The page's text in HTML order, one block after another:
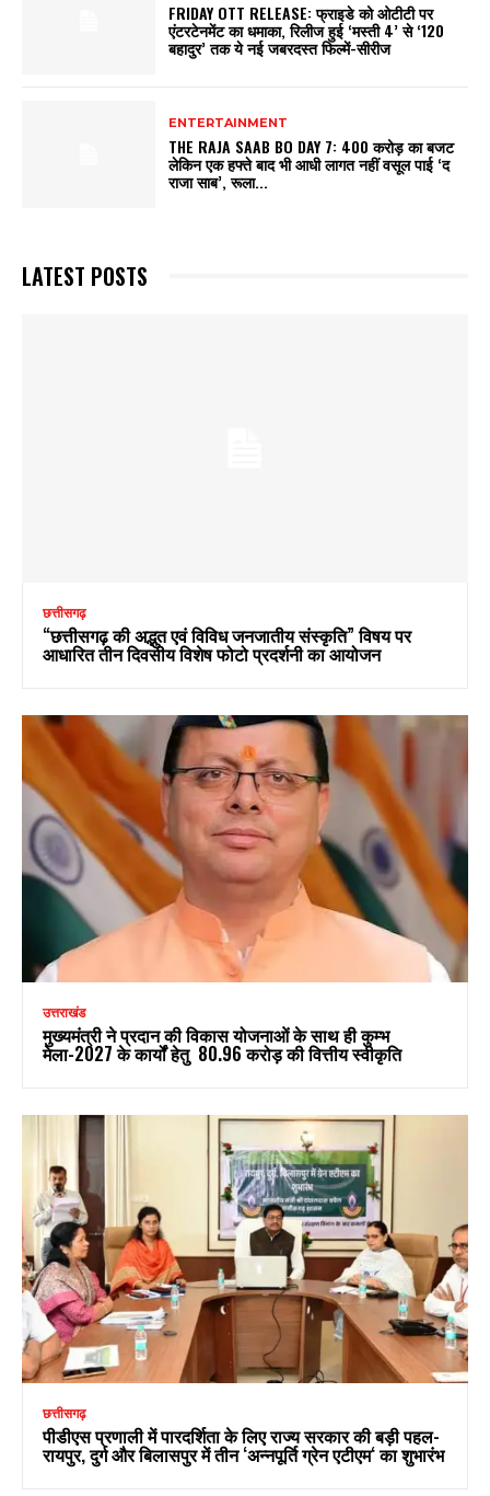
FRIDAY OTT RELEASE: फ्राइडे को ओटीटी पर
एंटरटेनमेंट का धमाका, रिलीज हुई ‘मस्ती 4’ से ‘120
बहादुर’ तक ये नई जबरदस्त फिल्में-सीरीज
ENTERTAINMENT
THE RAJA SAAB BO DAY 7: 400 करोड़ का बजट
लेकिन एक हफ्ते बाद भी आधी लागत नहीं वसूल पाई ‘द
राजा साब’, रूला...
LATEST POSTS
छत्तीसगढ़
“छत्तीसगढ़ की अद्भुत एवं विविध जनजातीय संस्कृति” विषय पर
आधारित तीन दिवसीय विशेष फोटो प्रदर्शनी का आयोजन
उत्तराखंड
मुख्यमंत्री ने प्रदान की विकास योजनाओं के साथ ही कुम्भ
मेला-2027 के कार्यों हेतु ₹ 80.96 करोड़ की वित्तीय स्वीकृति
छत्तीसगढ़
पीडीएस प्रणाली में पारदर्शिता के लिए राज्य सरकार की बड़ी पहल-
रायपुर, दुर्ग और बिलासपुर में तीन ‘अन्नपूर्ति ग्रेन एटीएम‘ का शुभारंभ